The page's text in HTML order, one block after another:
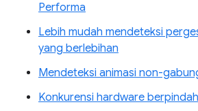
Performa
Lebih mudah mendeteksi
yang berlebihan
Mendeteksi animasi non-
Konkurensi hardware